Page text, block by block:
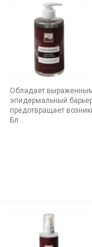
Обладает
эпидермальный
предотвращает
Бл...